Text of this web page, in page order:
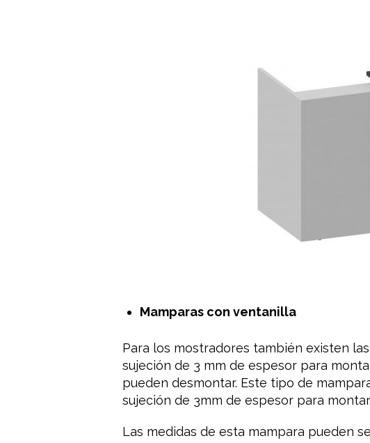
Mamparas con ventanilla
Para los mostradores también existen las
sujeción de 3 mm de espesor para
pueden desmontar. Este tipo de
sujeción de 3mm de espesor para montar.
Las medidas de esta mampara pueden